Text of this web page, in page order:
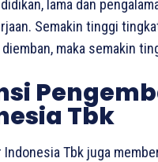
lama dan
Semakin tinggi
maka semakin
Tbk
Indonesia Tbk juga